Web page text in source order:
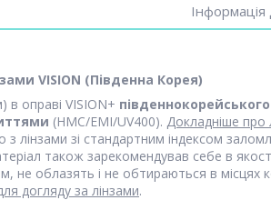
VISION (Південна Корея)
оправі VISION+
(HMC/EMI/UV400). Докладніше про
з лінзами зі стандартним індексом
також зарекомендував себе в
облазять і не обтираються в місцях
догляду за лінзами.